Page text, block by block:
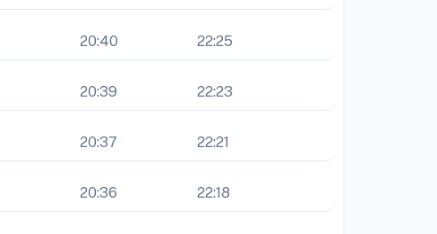
20:40 22:25
20:39 22:23
20:37 22:21
20:36 22:18